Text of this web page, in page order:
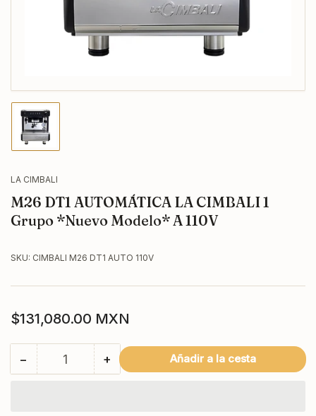
Cargar
imagen
1
la
de
galería
LA CIMBALI
M26 DT1 AUTOMÁTICA LA CIMBALI 1
Grupo *Nuevo Modelo* A 110V
SKU: CIMBALI M26 DT1 AUTO 110V
Precio
regular
$131,080.00 MXN
−Reducir
Cantidad +Aumentar
Añadir a la cesta